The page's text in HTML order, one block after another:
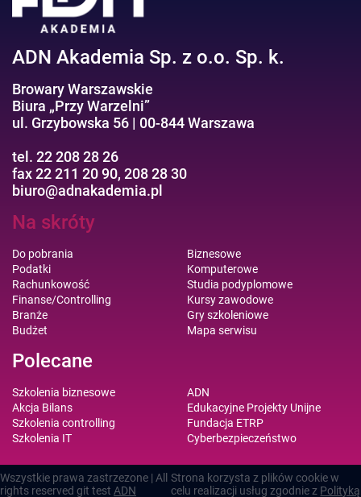
ADN Akademia Sp. z o.o. Sp. k.
Browary Warszawskie
Biura „Przy Warzelni”
ul. Grzybowska 56 | 00-844 Warszawa
tel. 22 208 28 26
fax 22 211 20 90, 208 28 30
biuro@adnakademia.pl
Na skróty
Do pobrania
Podatki
Rachunkowość
Finanse/Controlling
Branże
Budżet
Biznesowe
Komputerowe
Studia podyplomowe
Kursy zawodowe
Gry szkoleniowe
Mapa serwisu
Polecane
Szkolenia biznesowe
Akcja Bilans
Szkolenia controlling
Szkolenia IT
ADN
Edukacyjne Projekty Unijne
Fundacja ETRP
Cyberbezpieczeństwo
Wszystkie prawa zastrzezone | All
rights reserved git test ADN
Strona korzysta z plików cookie w
celu realizacji usług zgodnie z Polityką